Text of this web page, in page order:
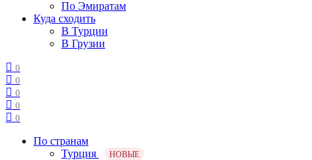
По Эмиратам
Куда сходить
В Турции
В Грузии
0
0
0
0
0
По странам
Турция
НОВЫЕ